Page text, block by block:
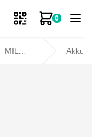
0
Zum